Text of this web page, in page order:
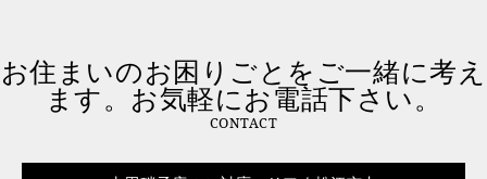
お住まいのお困りごとをご一緒に考え
ます。お気軽にお電話下さい。
CONTACT